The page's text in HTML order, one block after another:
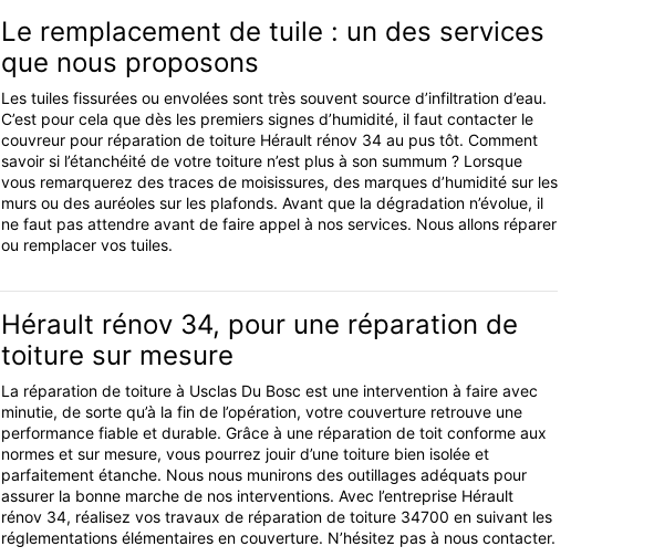
Le remplacement de tuile : un des services
que nous proposons
Les tuiles fissurées ou envolées sont très souvent source d’infiltration d’eau.
C’est pour cela que dès les premiers signes d’humidité, il faut contacter le
couvreur pour réparation de toiture Hérault rénov 34 au pus tôt. Comment
savoir si l’étanchéité de votre toiture n’est plus à son summum ? Lorsque
vous remarquerez des traces de moisissures, des marques d’humidité sur les
murs ou des auréoles sur les plafonds. Avant que la dégradation n’évolue, il
ne faut pas attendre avant de faire appel à nos services. Nous allons réparer
ou remplacer vos tuiles.
Hérault rénov 34, pour une réparation de
toiture sur mesure
La réparation de toiture à Usclas Du Bosc est une intervention à faire avec
minutie, de sorte qu’à la fin de l’opération, votre couverture retrouve une
performance fiable et durable. Grâce à une réparation de toit conforme aux
normes et sur mesure, vous pourrez jouir d’une toiture bien isolée et
parfaitement étanche. Nous nous munirons des outillages adéquats pour
assurer la bonne marche de nos interventions. Avec l’entreprise Hérault
rénov 34, réalisez vos travaux de réparation de toiture 34700 en suivant les
réglementations élémentaires en couverture. N’hésitez pas à nous contacter.